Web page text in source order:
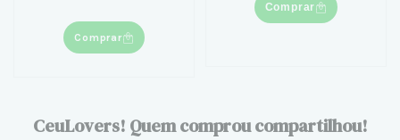
Comprar
Comprar
CeuLovers! Quem comprou compartilhou!